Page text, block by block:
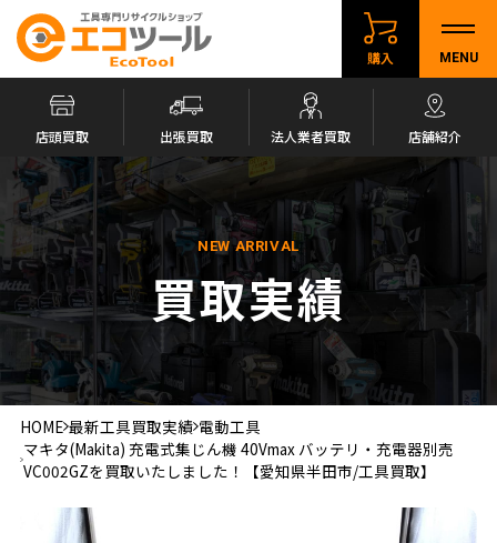
購入 MENU
店頭買取 出張買取 法人業者買取 店舗紹介
NEW ARRIVAL
買取実績
HOME 最新工具買取実績 電動工具
マキタ(Makita) 充電式集じん機 40Vmax バッテリ・充電器別売
VC002GZを買取いたしました！【愛知県半田市/工具買取】